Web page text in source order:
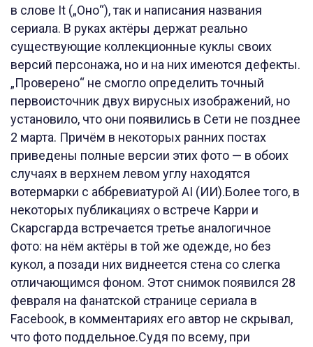
в слове It („Оно“), так и написания названия
сериала. В руках актёры держат реально
существующие коллекционные куклы своих
версий персонажа, но и на них имеются дефекты.
„Проверено“ не смогло определить точный
первоисточник двух вирусных изображений, но
установило, что они появились в Сети не позднее
2 марта. Причём в некоторых ранних постах
приведены полные версии этих фото — в обоих
случаях в верхнем левом углу находятся
вотермарки с аббревиатурой AI (ИИ).Более того, в
некоторых публикациях о встрече Карри и
Скарсгарда встречается третье аналогичное
фото: на нём актёры в той же одежде, но без
кукол, а позади них виднеется стена со слегка
отличающимся фоном. Этот снимок появился 28
февраля на фанатской странице сериала в
Facebook, в комментариях его автор не скрывал,
что фото поддельное.Судя по всему, при